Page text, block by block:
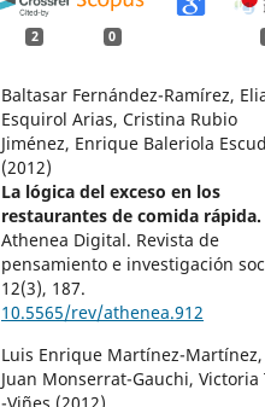
2 0
Baltasar Fernández-Ramírez,
Esquirol Arias, Cristina Rubio
Jiménez, Enrique Baleriola
(2012)
La lógica del exceso en los
restaurantes de comida rápida.
Athenea Digital. Revista de
pensamiento e investigación
12(3), 187.
10.5565/rev/athenea.912
Luis Enrique Martínez-Martínez,
Juan Monserrat-Gauchi, Victoria